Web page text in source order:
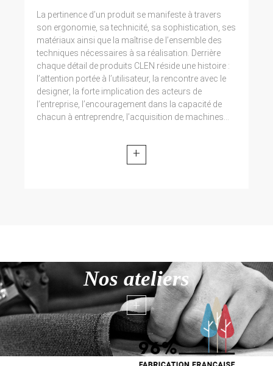
La pertinence d’un produit se manifeste à travers
son ergonomie, sa technicité, sa sophistication, ses
matériaux ainsi que la maîtrise de l’ensemble des
techniques nécessaires à sa réalisation. Derrière
chaque détail de produits CLEN réside une histoire :
l’attention portée à l’utilisateur, la rencontre avec le
designer, la forte implication des acteurs de
l’entreprise, l’encouragement dans la capacité de
chacun à entreprendre, l’acquisition de machines...
+
Nos ateliers
+